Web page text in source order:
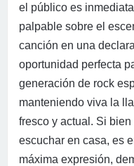
el público es
palpable sobre el
canción en una
oportunidad perfecta
generación de rock
manteniendo viva la
fresco y actual. Si
escuchar en casa, es
máxima expresión,